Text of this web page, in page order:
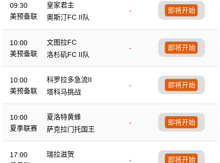
09:30
美预备联
皇家君主
-
奧斯汀FC II队
即将开始
10:00
美预备联
文图拉FC
-
洛杉矶FC II队
即将开始
10:00
美预备联
科罗拉多急流II
-
塔科马挑战
即将开始
10:00
夏季联赛
夏洛特黄蜂
-
萨克拉门托国王
即将开始
17:00
瑞拉滋贺
-
即将开始